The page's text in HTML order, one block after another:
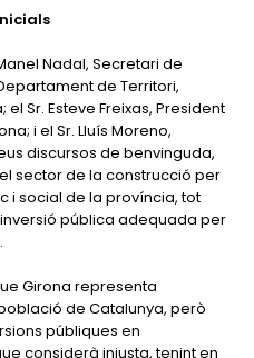
Nadal, Secretari de
de Territori,
Sr. Esteve Freixas, President
i el Sr. Lluís Moreno,
discursos de benvinguda,
sector de la construcció per
i social de la província, tot
pública adequada per
Girona representa
de Catalunya, però
públiques en
considerà injusta, tenint en